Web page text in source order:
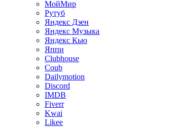
МойМир
Рутуб
Яндекс Дзен
Яндекс Музыка
Яндекс Кью
Яппи
Clubhouse
Coub
Dailymotion
Discord
IMDB
Fiverr
Kwai
Likee